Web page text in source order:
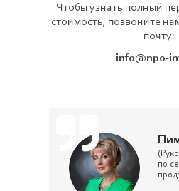
Чтобы узнать полный
стоимость, позвоните
почту:
info@npo-
по